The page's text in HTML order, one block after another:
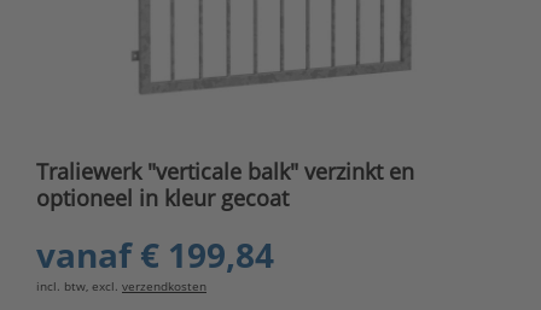
Traliewerk "verticale balk" verzinkt en
optioneel in kleur gecoat
vanaf€ 199,84
incl. btw, excl. verzendkosten